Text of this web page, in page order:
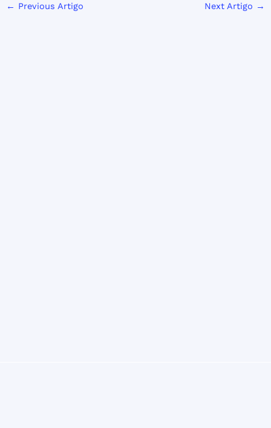
← Previous Artigo Next Artigo →